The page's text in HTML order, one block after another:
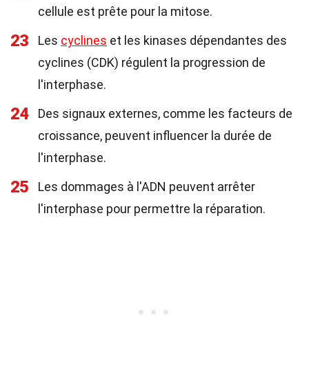
cellule est prête pour la mitose.
23 Les cyclines et les kinases dépendantes des
cyclines (CDK) régulent la progression de
l'interphase.
24
Des signaux externes, comme les facteurs de
croissance, peuvent influencer la durée de
l'interphase.
25
Les dommages à l'ADN peuvent arrêter
l'interphase pour permettre la réparation.